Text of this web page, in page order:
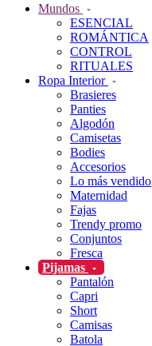
Mundos
ESENCIAL
ROMÁNTICA
CONTROL
RITUALES
Ropa Interior
Brasieres
Panties
Algodón
Camisetas
Bodies
Accesorios
Lo más vendido
Maternidad
Fajas
Trendy promo
Conjuntos
Fresca
Pijamas
Pantalón
Capri
Short
Camisas
Batola